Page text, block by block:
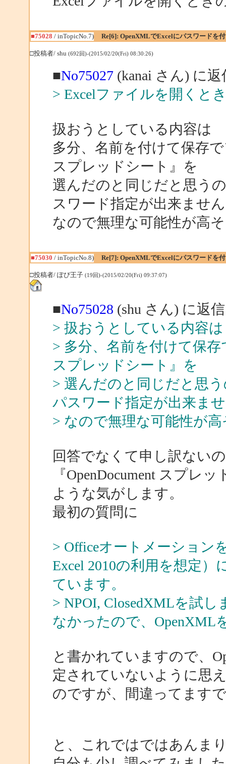
■75028 / inTopicNo.7) Re[6]: OpenXMLでExcelにパスワードを
□投稿者/ shu (692回)-(2015/02/20(Fri) 08:30:26)
■No75027(kanai さん) に返
> Excelファイルを開くと
扱おうとしている内容は
多分、名前を付けて保存
スプレッドシート』を
選んだのと同じだと思う
スワード指定が出来ませ
なので無理な可能性が高
■75030 / inTopicNo.8) Re[7]: OpenXMLでExcelにパスワードを
□投稿者/ ぽぴ王子 (19回)-(2015/02/20(Fri) 09:37:07)
■No75028 (shu さん) に返信
> 扱おうとしている内容は
> 多分、名前を付けて保存
スプレッドシート』を
> 選んだのと同じだと思
パスワード指定が出来ま
> なので無理な可能性が
回答でなくて申し訳ない
『OpenDocument スプレ
ような気がします。
最初の質問に
> Officeオートメーション
Excel 2010の利用を想定
ています。
> NPOI, ClosedXMLを試
なかったので、OpenXML
と書かれていますので、
定されていないように思
のですが、間違ってます
と、これではではあんま